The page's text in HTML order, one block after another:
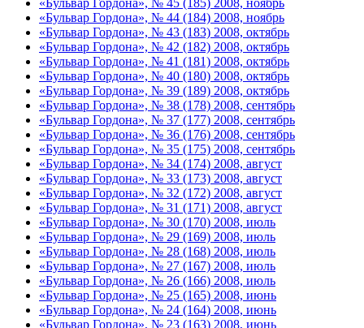
«Бульвар Гордона», № 44 (184) 2008, ноябрь
«Бульвар Гордона», № 43 (183) 2008, октябрь
«Бульвар Гордона», № 42 (182) 2008, октябрь
«Бульвар Гордона», № 41 (181) 2008, октябрь
«Бульвар Гордона», № 40 (180) 2008, октябрь
«Бульвар Гордона», № 39 (189) 2008, октябрь
«Бульвар Гордона», № 38 (178) 2008, сентябрь
«Бульвар Гордона», № 37 (177) 2008, сентябрь
«Бульвар Гордона», № 36 (176) 2008, сентябрь
«Бульвар Гордона», № 35 (175) 2008, сентябрь
«Бульвар Гордона», № 34 (174) 2008, август
«Бульвар Гордона», № 33 (173) 2008, август
«Бульвар Гордона», № 32 (172) 2008, август
«Бульвар Гордона», № 31 (171) 2008, август
«Бульвар Гордона», № 30 (170) 2008, июль
«Бульвар Гордона», № 29 (169) 2008, июль
«Бульвар Гордона», № 28 (168) 2008, июль
«Бульвар Гордона», № 27 (167) 2008, июль
«Бульвар Гордона», № 26 (166) 2008, июль
«Бульвар Гордона», № 25 (165) 2008, июнь
«Бульвар Гордона», № 24 (164) 2008, июнь
«Бульвар Гордона», № 23 (163) 2008, июнь